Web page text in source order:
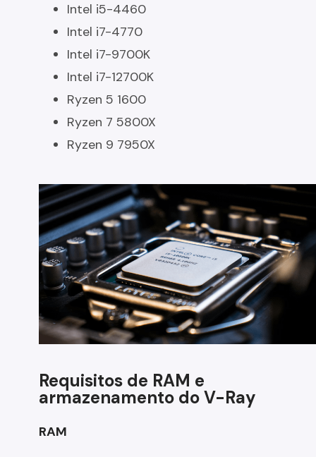
Intel i5-4460
Intel i7-4770
Intel i7-9700K
Intel i7-12700K
Ryzen 5 1600
Ryzen 7 5800X
Ryzen 9 7950X
Requisitos de RAM e
armazenamento do V-Ray
RAM